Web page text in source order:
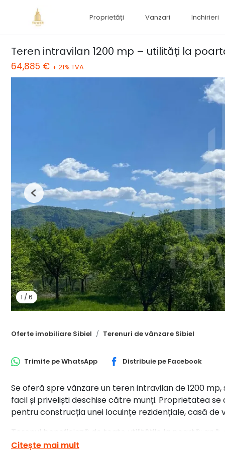
Proprietăți Vanzari Inchirieri
Teren intravilan 1200 mp – utilități la
64,885 € + 21% TVA
1 /6
Previous
Oferte imobiliare Sibiel Terenuri de vânzare Sibiel
Trimite peWhatsApp Distribuie pe Facebook
Se oferă spre vânzare un teren intravilan de 1200
facil și priveliști deschise către munți. Proprietatea
pentru construcția unei locuințe rezidențiale, casă de
Terenul beneficiază de toate utilitățile la poartă:
care urmează să fie asfaltată anul viitor, sporind
Citește mai mult